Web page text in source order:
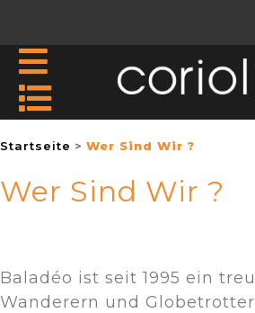
Startseite Wer Sind Wir ?
Wer Sind Wir ?
Baladéo ist seit 1995 ein
Wanderern und